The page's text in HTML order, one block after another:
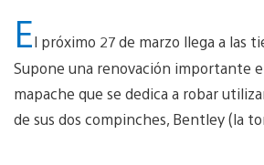
El próximo 27 de marzo llega a las
Supone una renovación importante
mapache que se dedica a robar
de sus dos compinches, Bentley (la